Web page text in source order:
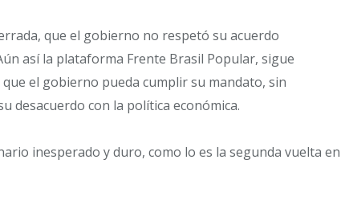
que el gobierno no respetó su acuerdo
así la plataforma Frente Brasil Popular, sigue
el gobierno pueda cumplir su mandato, sin
desacuerdo con la política económica.
inesperado y duro, como lo es la segunda vuelta en